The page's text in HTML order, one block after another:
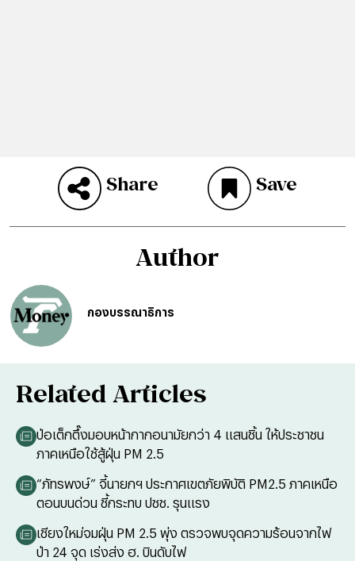
Share Save
Author
กองบรรณาธิการ
Related Articles
ป่อเต็กตึ๊งมอบหน้ากากอนามัยกว่า 4 แสนชิ้น ให้ประชาชน
ภาคเหนือใช้สู้ฝุ่น PM 2.5
“ภัทรพงษ์” จี้นายกฯ ประกาศเขตภัยพิบัติ PM2.5 ภาคเหนือ
ตอนบนด่วน ชี้กระทบ ปชช. รุนแรง
เชียงใหม่จมฝุ่น PM 2.5 พุ่ง ตรวจพบจุดความร้อนจากไฟ
ป่า 24 จุด เร่งส่ง ฮ. บินดับไฟ